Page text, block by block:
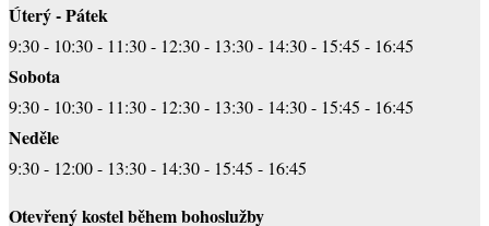
Úterý - Pátek
9:30 - 10:30 - 11:30 - 12:30 - 13:30 - 14:30 - 15:45 - 16:45
Sobota
9:30 - 10:30 - 11:30 - 12:30 - 13:30 - 14:30 - 15:45 - 16:45
Neděle
9:30 - 12:00 - 13:30 - 14:30 - 15:45 - 16:45
Otevřený kostel během bohoslužby